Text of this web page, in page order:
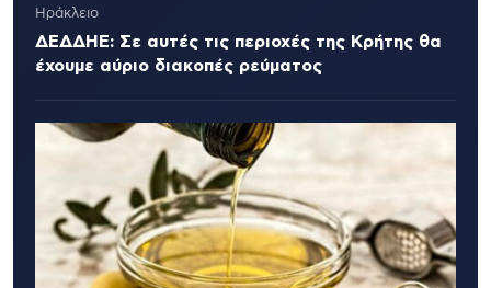
Ηράκλειο
ΔΕΔΔΗΕ: Σε αυτές τις περιοχές της Κρήτης θα
έχουμε αύριο διακοπές ρεύματος